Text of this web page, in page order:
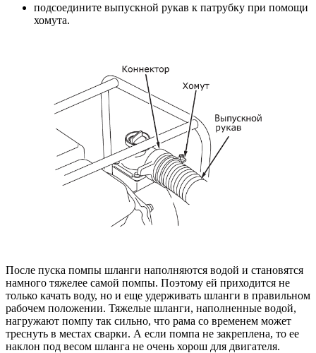
подсоедините выпускной рукав к патрубку при помощи
хомута.
После пуска помпы шланги наполняются водой и становятся
намного тяжелее самой помпы. Поэтому ей приходится не
только качать воду, но и еще удерживать шланги в правильном
рабочем положении. Тяжелые шланги, наполненные водой,
нагружают помпу так сильно, что рама со временем может
треснуть в местах сварки. А если помпа не закреплена, то ее
наклон под весом шланга не очень хорош для двигателя.